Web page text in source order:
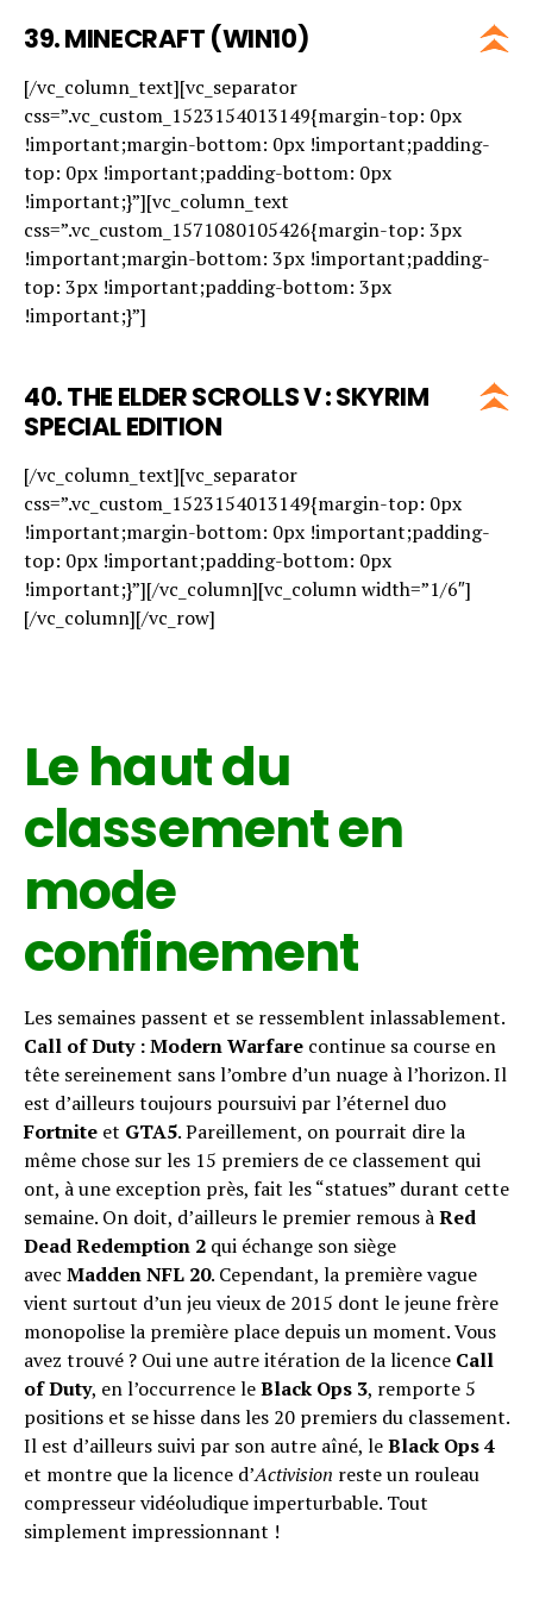
39.MINECRAFT (WIN10)
[/vc_column_text][vc_separator
css=”.vc_custom_1523154013149{margin-top: 0px
!important;margin-bottom: 0px !important;padding-
top: 0px !important;padding-bottom: 0px
!important;}”][vc_column_text
css=”.vc_custom_1571080105426{margin-top: 3px
!important;margin-bottom: 3px !important;padding-
top: 3px !important;padding-bottom: 3px
!important;}”]
40.THE ELDER SCROLLS V : SKYRIM
SPECIAL EDITION
[/vc_column_text][vc_separator
css=”.vc_custom_1523154013149{margin-top: 0px
!important;margin-bottom: 0px !important;padding-
top: 0px !important;padding-bottom: 0px
!important;}”][/vc_column][vc_column width=”1/6″]
[/vc_column][/vc_row]
Le haut du
classement en
mode
confinement
Les semaines passent et se ressemblent inlassablement.
Call of Duty : Modern Warfare continue sa course en
tête sereinement sans l’ombre d’un nuage à l’horizon. Il
est d’ailleurs toujours poursuivi par l’éternel duo
Fortnite et GTA5. Pareillement, on pourrait dire la
même chose sur les 15 premiers de ce classement qui
ont, à une exception près, fait les “statues” durant cette
semaine. On doit, d’ailleurs le premier remous àRed
Dead Redemption 2 qui échange son siège
avec Madden NFL 20. Cependant, la première vague
vient surtout d’un jeu vieux de 2015 dont le jeune frère
monopolise la première place depuis un moment. Vous
avez trouvé ? Oui une autre itération de la licence Call
of Duty, en l’occurrence leBlack Ops 3, remporte 5
positions et se hisse dans les 20 premiers du classement.
Il est d’ailleurs suivi par son autre aîné, leBlack Ops 4
et montre que la licence d’Activision reste un rouleau
compresseur vidéoludique imperturbable. Tout
simplement impressionnant !